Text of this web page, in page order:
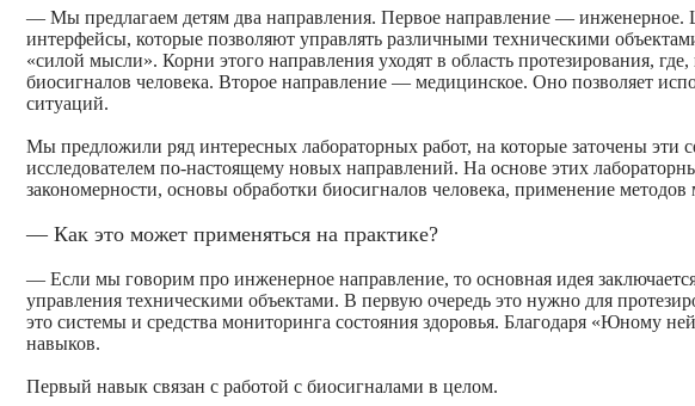
— Мы предлагаем детям два направления. Первое направление —
интерфейсы, которые позволяют управлять различными техническими
«силой мысли». Корни этого направления уходят в область протезирования,
биосигналов человека. Второе направление — медицинское. Оно позволяет
ситуаций.
Мы предложили ряд интересных лабораторных работ, на которые заточены эти
исследователем по-настоящему новых направлений. На основе этих
закономерности, основы обработки биосигналов человека, применение
— Как это может применяться на практике?
— Если мы говорим про инженерное направление, то основная идея
управления техническими объектами. В первую очередь это нужно для
это системы и средства мониторинга состояния здоровья. Благодаря «Юному
навыков.
Первый навык связан с работой с биосигналами в целом.